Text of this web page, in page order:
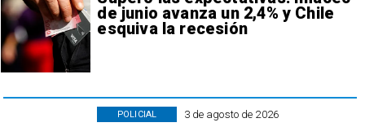
de junio avanza un 2,4% y Chile
esquiva la recesión
3 de agosto de 2026
POLICIAL